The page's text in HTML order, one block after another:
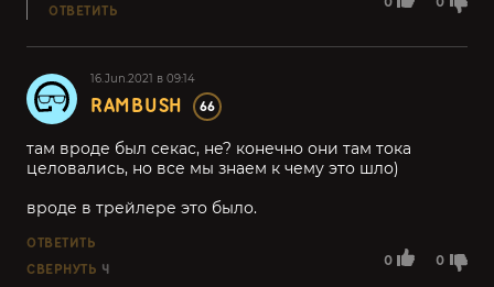
ОТВЕТИТЬ
16.Jun.2021 в 09:14
RAMBUSH 66
0 0
там вроде был секас, не? конечно они там тока
целовались, но все мы знаем к чему это шло)
вроде в трейлере это было.
ОТВЕТИТЬ
СВЕРНУТЬ 4